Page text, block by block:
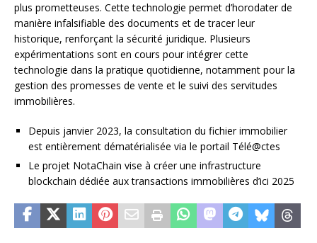
plus prometteuses. Cette technologie permet d’horodater de
manière infalsifiable des documents et de tracer leur
historique, renforçant la sécurité juridique. Plusieurs
expérimentations sont en cours pour intégrer cette
technologie dans la pratique quotidienne, notamment pour la
gestion des promesses de vente et le suivi des servitudes
immobilières.
Depuis janvier 2023, la consultation du fichier immobilier
est entièrement dématérialisée via le portail Télé@ctes
Le projet NotaChain vise à créer une infrastructure
blockchain dédiée aux transactions immobilières d’ici 2025